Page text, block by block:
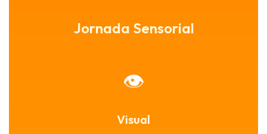
Jornada Sensorial
👁️
Visual